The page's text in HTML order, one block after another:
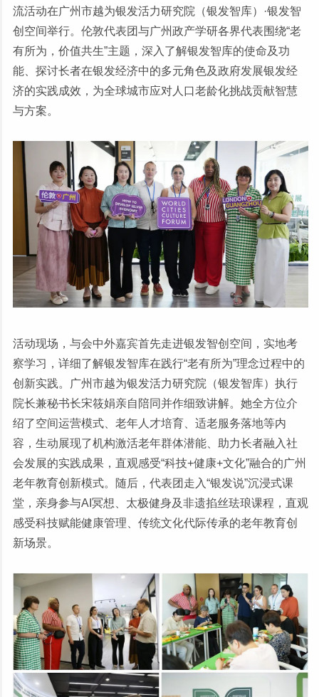
流活动在广州市越为银发活力研究院（银发智库）·银发智
创空间举行。伦敦代表团与广州政产学研各界代表围绕“老
有所为，价值共生”主题，深入了解银发智库的使命及功
能、探讨长者在银发经济中的多元角色及政府发展银发经
济的实践成效，为全球城市应对人口老龄化挑战贡献智慧
与方案。
活动现场，与会中外嘉宾首先走进银发智创空间，实地考
察学习，详细了解银发智库在践行“老有所为”理念过程中的
创新实践。广州市越为银发活力研究院（银发智库）执行
院长兼秘书长宋筱娟亲自陪同并作细致讲解。她全方位介
绍了空间运营模式、老年人才培育、适老服务落地等内
容，生动展现了机构激活老年群体潜能、助力长者融入社
会发展的实践成果，直观感受“科技+健康+文化”融合的广州
老年教育创新模式。随后，代表团走入“银发说”沉浸式课
堂，亲身参与AI冥想、太极健身及非遗掐丝珐琅课程，直观
感受科技赋能健康管理、传统文化代际传承的老年教育创
新场景。